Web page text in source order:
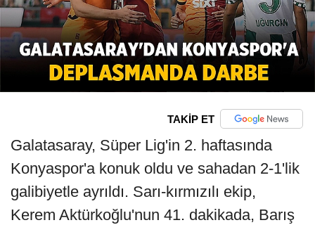
TAKİP ET
Galatasaray, Süper Lig'in 2. haftasında
Konyaspor'a konuk oldu ve sahadan 2-1'lik
galibiyetle ayrıldı. Sarı-kırmızılı ekip,
Kerem Aktürkoğlu'nun 41. dakikada, Barış